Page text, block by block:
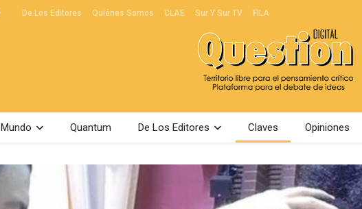
De Los Editores Quiénes Somos CLAE Sur Y Sur TV FILA
Mundo Quantum De Los Editores Claves Opiniones